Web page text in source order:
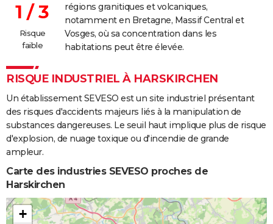
1 / 3
Risque
faible
régions granitiques et volcaniques,
notamment en Bretagne, Massif Central et
Vosges, où sa concentration dans les
habitations peut être élevée.
RISQUE INDUSTRIEL À HARSKIRCHEN
Un établissement SEVESO est un site industriel présentant
des risques d'accidents majeurs liés à la manipulation de
substances dangereuses. Le seuil haut implique plus de risque
d'explosion, de nuage toxique ou d'incendie de grande
ampleur.
Carte des industries SEVESO proches de
Harskirchen
+